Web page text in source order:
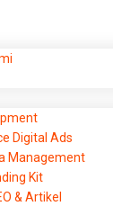
Digital Ads
Management
Kit
& Artikel